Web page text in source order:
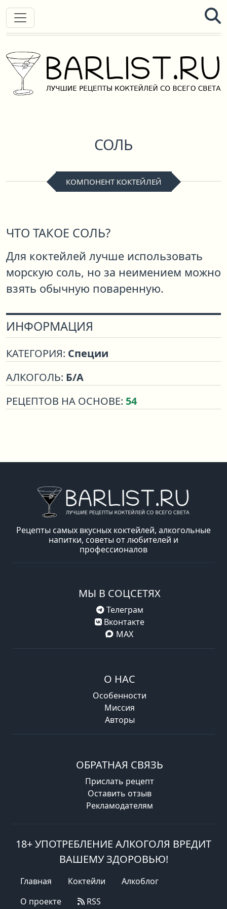
СОЛЬ
КОМПОНЕНТ КОКТЕЙЛЕЙ
ЧТО ТАКОЕ СОЛЬ?
Для коктейлей лучше использовать
морскую соль, но за неимением можно
взять обычную поваренную.
ИНФОРМАЦИЯ
КАТЕГОРИЯ: Специи
АЛКОГОЛЬ: Б/А
РЕЦЕПТОВ НА ОСНОВЕ: 54
Рецепты самых вкусных коктейлей, алкогольные
напитки, советы от любителей и
профессионалов
МЫ В СОЦСЕТЯХ
Телеграм
Вконтакте
MAX
О НАС
Особенности
Миссия
Авторы
ОБРАТНАЯ СВЯЗЬ
Прислать рецепт
Оставить отзыв
Рекламодателям
18+ УПОТРЕБЛЕНИЕ АЛКОГОЛЯ ВРЕДИТ
ВАШЕМУ ЗДОРОВЬЮ!
Главная Коктейли
Алкоблог
О проекте
RSS